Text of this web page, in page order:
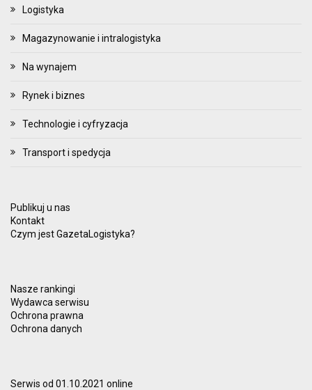
Logistyka
Magazynowanie i intralogistyka
Na wynajem
Rynek i biznes
Technologie i cyfryzacja
Transport i spedycja
Publikuj u nas
Kontakt
Czym jest GazetaLogistyka?
Nasze rankingi
Wydawca serwisu
Ochrona prawna
Ochrona danych
Serwis od 01.10.2021 online